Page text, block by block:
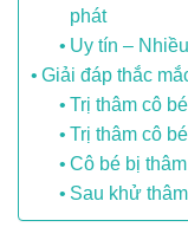
phát
Uy tín –
Giải đáp thắc
Trị thâm cô
Trị thâm cô
Cô bé bị
Sau khử